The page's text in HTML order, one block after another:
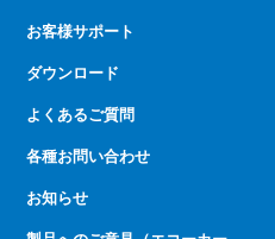
お客様サポート
ダウンロード
よくあるご質問
各種お問い合わせ
お知らせ